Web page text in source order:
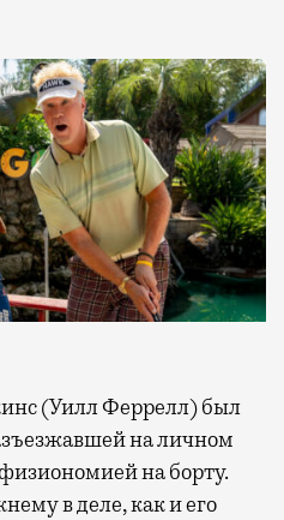
на личном
на борту.
в деле, как и его